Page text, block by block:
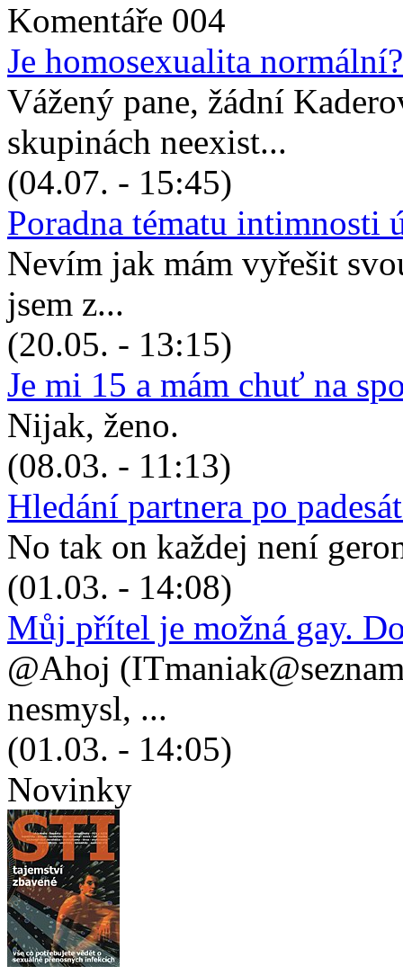
Komentáře 004
Je homosexualita normální?
Vážený pane, žádní
skupinách neexist...
(04.07. - 15:45)
Poradna tématu intimnosti
Nevím jak mám vyřešit
jsem z...
(20.05. - 13:15)
Je mi 15 a mám chuť na
Nijak, ženo.
(08.03. - 11:13)
Hledání partnera po
No tak on každej není
(01.03. - 14:08)
Můj přítel je možná gay.
@Ahoj
nesmysl, ...
(01.03. - 14:05)
Novinky